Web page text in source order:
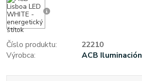
Číslo produktu:
22210
Výrobca:
ACB Iluminación